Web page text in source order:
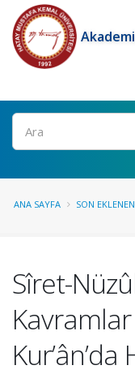
Ara
ANA SAYFA SON
Sîret-